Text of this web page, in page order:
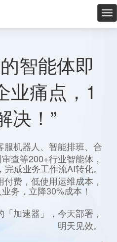
星
智能体即
业痛点，1
决！”
服机器人、智能排班、合
查等200+行业智能体，
成业务工作流AI转化。
付费，低使用运维成本，
务，立降30%成本！
加速器」，今天部署，
明天见效。